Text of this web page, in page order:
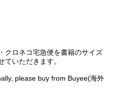
クロネコ宅急便を書籍のサイズ
いただきます。
please buy from Buyee(海外